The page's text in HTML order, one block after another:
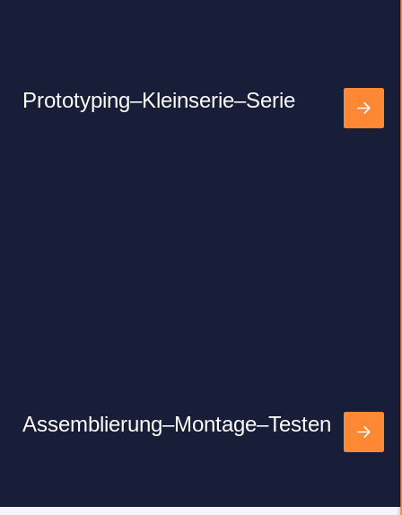
Prototyping–Kleinserie–Serie
Assemblierung–Montage–Testen